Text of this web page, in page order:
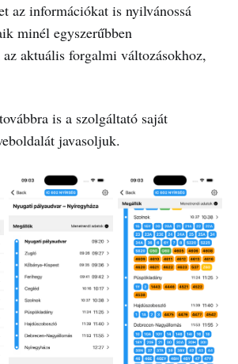
az információkat is nyilvánossá
minél egyszerűbben
az aktuális forgalmi változásokhoz,
is a szolgáltató saját
javasoljuk.